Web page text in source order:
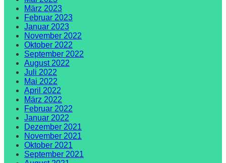
März 2023
Februar 2023
Januar 2023
November 2022
Oktober 2022
September 2022
August 2022
Juli 2022
Mai 2022
April 2022
März 2022
Februar 2022
Januar 2022
Dezember 2021
November 2021
Oktober 2021
September 2021